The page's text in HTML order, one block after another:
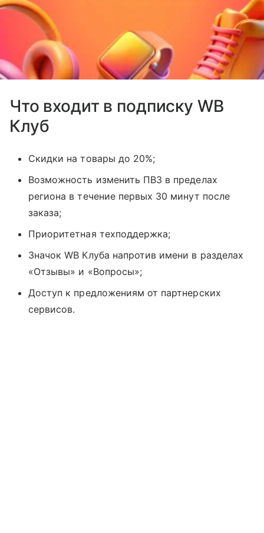
Что входит в подписку WB
Клуб
Скидки на товары до 20%;
Возможность изменить ПВЗ в пределах
региона в течение первых 30 минут после
заказа;
Приоритетная техподдержка;
Значок WB Клуба напротив имени в разделах
«Отзывы» и «Вопросы»;
Доступ к предложениям от партнерских
сервисов.